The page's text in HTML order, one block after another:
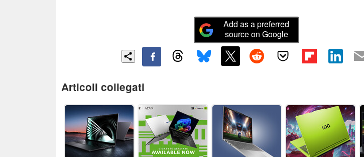
Add as a preferred
source on Google
Articoli collegati